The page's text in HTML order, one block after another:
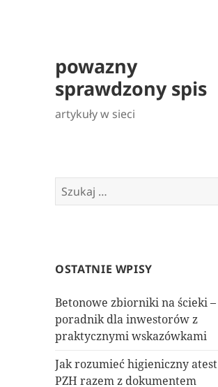
powazny
sprawdzony spis
artykuły w sieci
Szukaj:
OSTATNIE WPISY
Betonowe zbiorniki na ścieki –
poradnik dla inwestorów z
praktycznymi wskazówkami
Jak rozumieć higieniczny atest
PZH razem z dokumentem